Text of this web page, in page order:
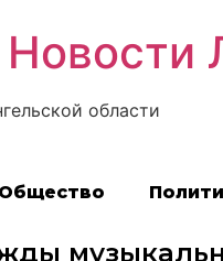
области
Общество